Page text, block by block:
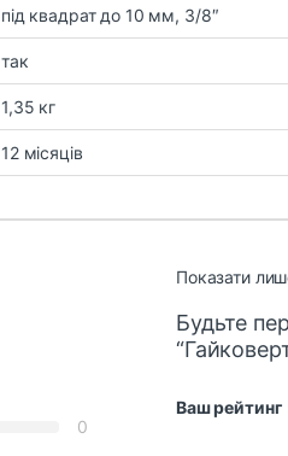
під квадрат до 10 мм, 3/8″
так
1,35 кг
12 місяців
0
Показати
Будьте
Ваш рейтинг